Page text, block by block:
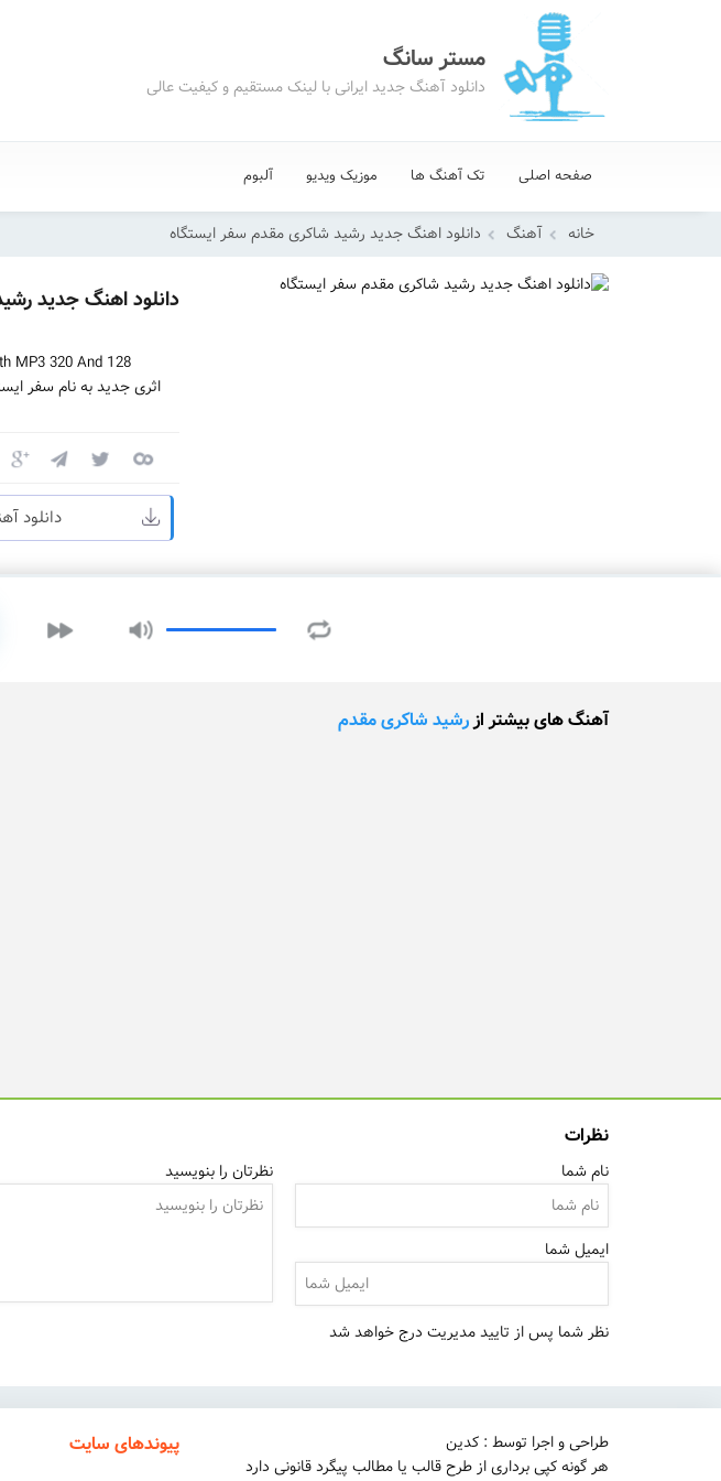
مستر سانگ
دانلود آهنگ جدید ایرانی با لینک مستقیم و کیفیت عالی
صفحه اصلی تک آهنگ ها موزیک ویدیو آلبوم
خانه آهنگ دانلود اهنگ جدید رشید شاکری مقدم سفر ایستگاه
دانلود اهنگ جدید
MP3 320 And 128
اثری جدید به نام سفر
دانلود
آهنگ های بیشتر ازرشید شاکری مقدم
نظرات
نام شما
ایمیل شما
نظرتان را بنویسید
نظر شما پس از تایید مدیریت درج خواهد شد
طراحی و اجرا توسط : کدین
هر گونه کپی برداری از طرح قالب یا مطالب پیگرد قانونی دارد
پیوندهای سایت